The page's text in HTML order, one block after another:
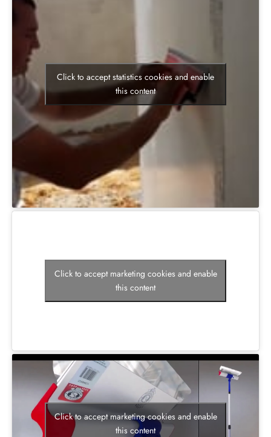
Click to accept statistics cookies and enable
this content
Click to accept marketing cookies and enable
this content
Click to accept marketing cookies and enable
this content